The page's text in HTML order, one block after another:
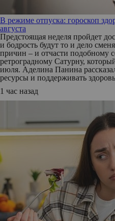
В режиме отпуска: гороскоп
августа
Предстоящая неделя пройдет
и бодрость будут то и дело
причин – и отчасти подобному
ретроградному Сатурну,
июля. Аделина Панина
ресурсы и поддерживать
1 час назад